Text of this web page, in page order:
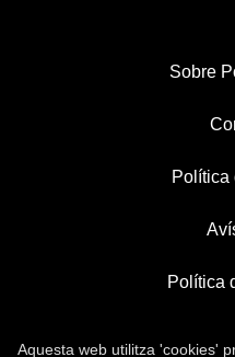
Sobre
Política
Política
Aquesta web utilitza 'cookies'